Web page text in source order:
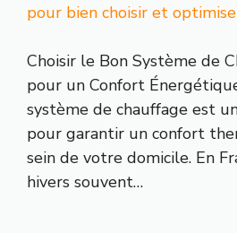
pour bien choisir et
Choisir le Bon Système de
pour un Confort
système de chauffage est
pour garantir un confort
sein de votre domicile. En
hivers souvent…